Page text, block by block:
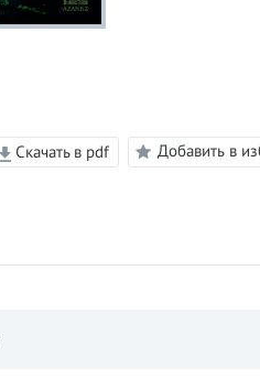
Скачать в pdf Добавить в